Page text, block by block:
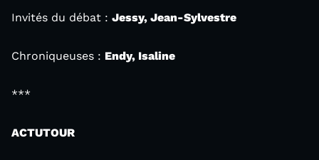
Invités du débat : Jessy, Jean-Sylvestre
Chroniqueuses : Endy, Isaline
***
ACTUTOUR